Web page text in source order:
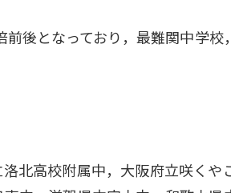
後となっており，最難関中学校
北高校附属中，大阪府立咲くや